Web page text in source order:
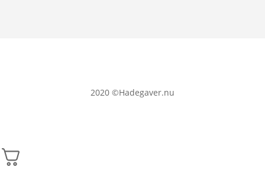
2020 ©Hadegaver.nu